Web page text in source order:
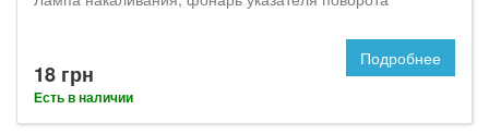
18 грн
Есть в наличии
Подробнее